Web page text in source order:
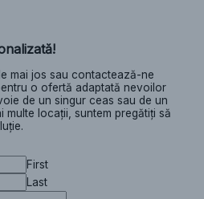
mai jos sau contactează-ne
o ofertă adaptată nevoilor
de un singur ceas sau de un
multe locații, suntem pregătiți să
First
Last